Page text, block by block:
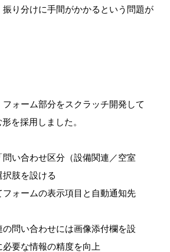
り分けに手間がかかるという問題が
ォーム部分をスクラッチ開発して
を採用しました。
い合わせ区分（設備関連／空室
肢を設ける
ォームの表示項目と自動通知先
問い合わせには画像添付欄を設
要な情報の精度を向上